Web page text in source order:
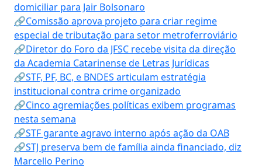
domiciliar para Jair Bolsonaro
🔗Comissão aprova projeto para criar regime
especial de tributação para setor metroferroviário
🔗Diretor do Foro da JFSC recebe visita da direção
da Academia Catarinense de Letras Jurídicas
🔗STF, PF, BC, e BNDES articulam estratégia
institucional contra crime organizado
🔗Cinco agremiações políticas exibem programas
nesta semana
🔗STF garante agravo interno após ação da OAB
🔗STJ preserva bem de família ainda financiado, diz
Marcello Perino